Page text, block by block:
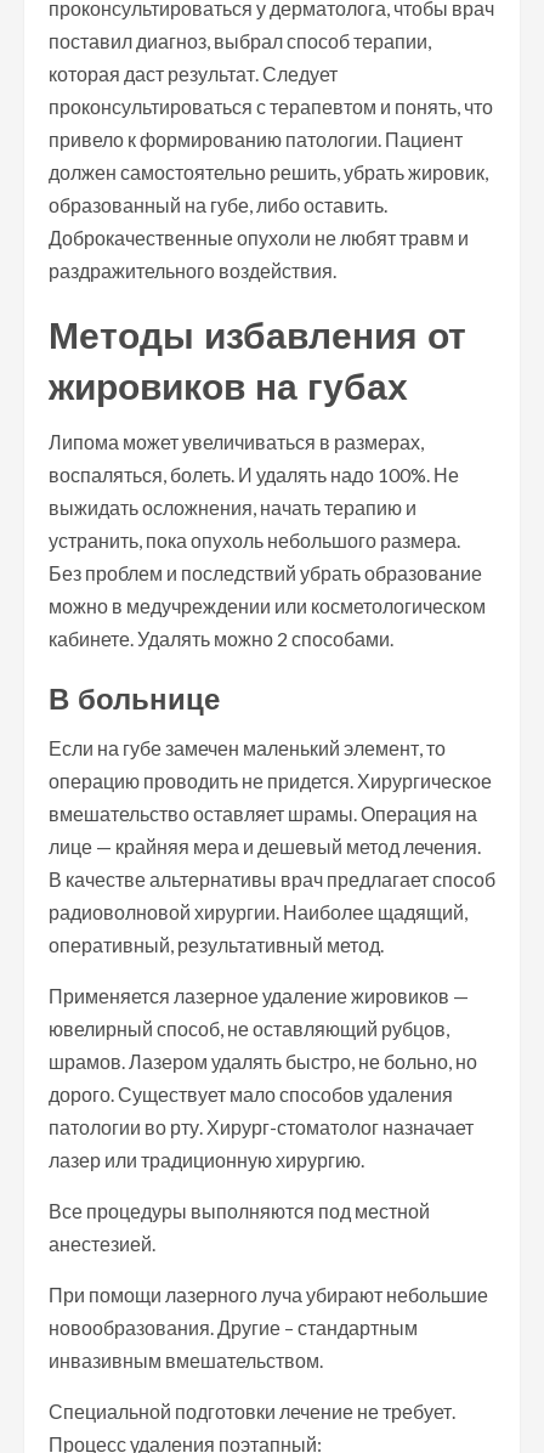
проконсультироваться у дерматолога, чтобы врач
поставил диагноз, выбрал способ терапии,
которая даст результат. Следует
проконсультироваться с терапевтом и понять, что
привело к формированию патологии. Пациент
должен самостоятельно решить, убрать жировик,
образованный на губе, либо оставить.
Доброкачественные опухоли не любят травм и
раздражительного воздействия.
Методы избавления от
жировиков на губах
Липома может увеличиваться в размерах,
воспаляться, болеть. И удалять надо 100%. Не
выжидать осложнения, начать терапию и
устранить, пока опухоль небольшого размера.
Без проблем и последствий убрать образование
можно в медучреждении или косметологическом
кабинете. Удалять можно 2 способами.
В больнице
Если на губе замечен маленький элемент, то
операцию проводить не придется. Хирургическое
вмешательство оставляет шрамы. Операция на
лице — крайняя мера и дешевый метод лечения.
В качестве альтернативы врач предлагает способ
радиоволновой хирургии. Наиболее щадящий,
оперативный, результативный метод.
Применяется лазерное удаление жировиков —
ювелирный способ, не оставляющий рубцов,
шрамов. Лазером удалять быстро, не больно, но
дорого. Существует мало способов удаления
патологии во рту. Хирург-стоматолог назначает
лазер или традиционную хирургию.
Все процедуры выполняются под местной
анестезией.
При помощи лазерного луча убирают небольшие
новообразования. Другие – стандартным
инвазивным вмешательством.
Специальной подготовки лечение не требует.
Процесс удаления поэтапный: